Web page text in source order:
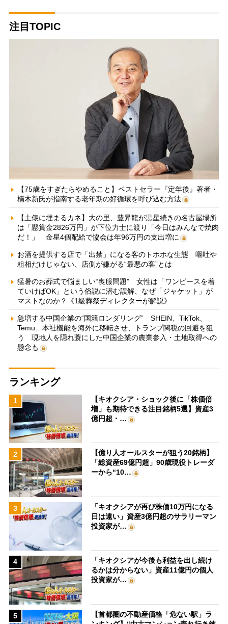
注目TOPIC
【75歳をすぎたらやめること】ベストセラー『定年後』著者・
楠木新氏が指南する老年期の好循環を呼び込む方法
【土俵に埋まるカネ】大の里、豊昇龍が黒星続きの名古屋場所
は「懸賞金2826万円」が下位力士に渡り「今日はみんなで焼肉
だ！」 金星4個配給で協会は年96万円の支出増に
お酒を提供する店で「出禁」になる客のトホホな生態 嘔吐や
粗相だけじゃない、店側が嫌がる“最悪の客”とは
猛暑のお葬式で悩ましい“喪服問題” 女性は「ワンピースを着
ていけばOK」という俗説に潜む誤解、なぜ「ジャケット」が
マストなのか？《1級葬祭ディレクターが解説》
急増する中国企業の“国籍ロンダリング” SHEIN、TikTok、
Temu…本社機能を海外に移転させ、トランプ関税の回避を狙
う 現地人を隠れ蓑にした中国企業の農業参入・土地取得への
懸念も
ランキング
1
【キオクシア・ショック後に「株価倍
増」も期待できる注目銘柄5選】資産3
億円超・…
2
【億り人オールスターが狙う20銘柄】
「総資産69億円超」90歳現役トレーダ
ーから“10…
3
「キオクシアが再び株価10万円になる
日は遠い」資産3億円超のサラリーマン
投資家が…
4
「キオクシアが今後も利益を出し続け
るかは分からない」資産11億円の個人
投資家が…
5
【首都圏の不動産価格「危ない駅」ラ